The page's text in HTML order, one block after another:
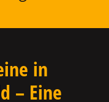
in
– Eine